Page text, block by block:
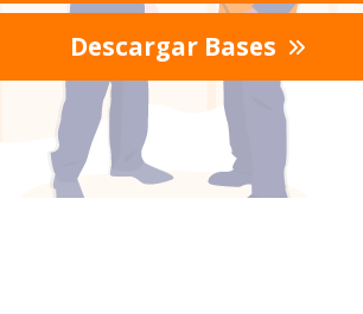
Descargar Bases